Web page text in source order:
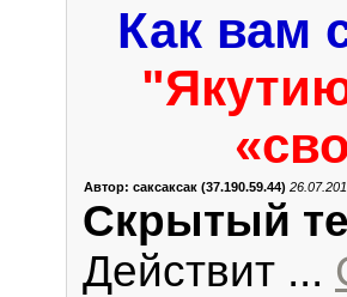
Как вам
Автор: саксаксак (37.190.59.44)
Скрытый
Действит ...